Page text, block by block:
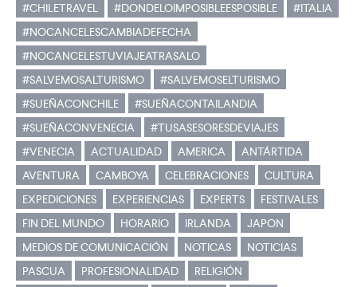
#CHILETRAVEL #DONDELOIMPOSIBLEESPOSIBLE
#ITALIA
#NOCANCELESCAMBIADEFECHA
#NOCANCELESTUVIAJEATRASALO
#SALVEMOSALTURISMO
#SALVEMOSELTURISMO
#SUEÑACONCHILE
#SUEÑACONTAILANDIA
#SUEÑACONVENECIA
#TUSASESORESDEVIAJES
#VENECIA
ACTUALIDAD AMERICA
ANTÁRTIDA
AVENTURA
CAMBOYA CELEBRACIONES
CULTURA
EXPEDICIONES
EXPERIENCIAS EXPERTS
FESTIVALES
FIN DEL MUNDO
HORARIO IRLANDA
JAPON
MEDIOS DE COMUNICACIÓN
NOTICAS
NOTICIAS
PASCUA
PROFESIONALIDAD
RELIGIÓN